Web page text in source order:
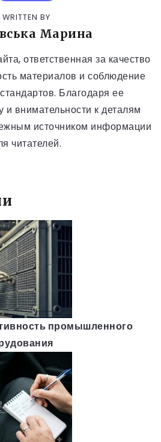
WRITTEN BY
Марина
ответственная за качество
материалов и соблюдение
Благодаря ее
внимательности к деталям
источником информации
читателей.
промышленного